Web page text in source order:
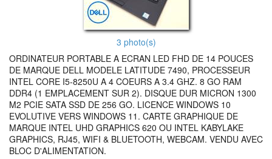
3 photo(s)
ORDINATEUR PORTABLE A ECRAN LED FHD DE 14 POUCES
DE MARQUE DELL MODELE LATITUDE 7490, PROCESSEUR
INTEL CORE I5-8250U A 4 COEURS A 3.4 GHZ. 8 GO RAM
DDR4 (1 EMPLACEMENT SUR 2). DISQUE DUR MICRON 1300
M2 PCIE SATA SSD DE 256 GO. LICENCE WINDOWS 10
EVOLUTIVE VERS WINDOWS 11. CARTE GRAPHIQUE DE
MARQUE INTEL UHD GRAPHICS 620 OU INTEL KABYLAKE
GRAPHICS, RJ45, WIFI & BLUETOOTH, WEBCAM. VENDU AVEC
BLOC D'ALIMENTATION.